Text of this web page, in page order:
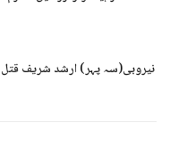
نیروبی(سہ پہر) ارشد شریف